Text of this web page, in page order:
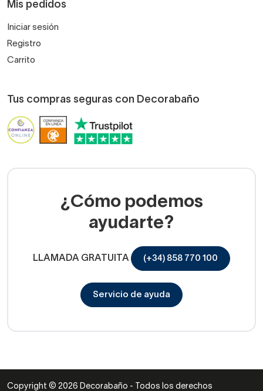
Mis pedidos
Iniciar sesión
Registro
Carrito
Tus compras seguras con Decorabaño
¿Cómo podemos
ayudarte?
LLAMADA GRATUITA (+34) 858 770 100
Servicio de ayuda
Copyright © 2026 Decorabaño - Todos los derechos